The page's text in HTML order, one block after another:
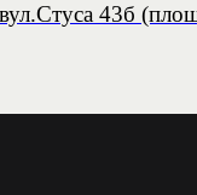
43б